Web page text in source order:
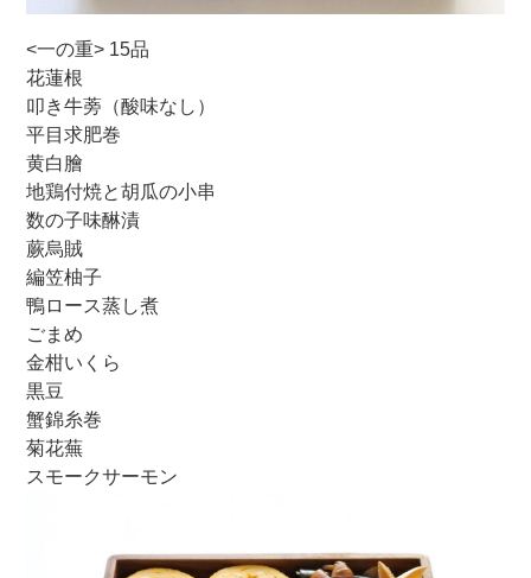
<一の重> 15品
花蓮根
叩き牛蒡（酸味なし）
平目求肥巻
黄白膾
地鶏付焼と胡瓜の小串
数の子味醂漬
蕨烏賊
編笠柚子
鴨ロース蒸し煮
ごまめ
金柑いくら
黒豆
蟹錦糸巻
菊花蕪
スモークサーモン